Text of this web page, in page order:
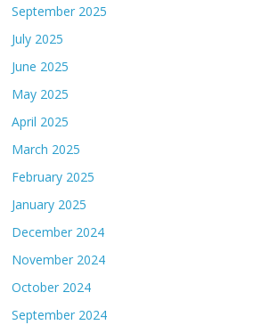
September 2025
July 2025
June 2025
May 2025
April 2025
March 2025
February 2025
January 2025
December 2024
November 2024
October 2024
September 2024